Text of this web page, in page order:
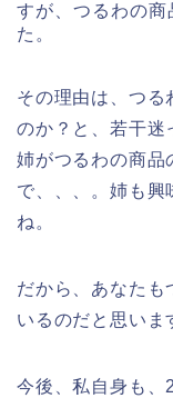
すが、つるわの商
た。
その理由は、つる
のか？と、若干迷
姉がつるわの商品
で、、、。姉も興
ね。
だから、あなたも
いるのだと思いま
今後、私自身も